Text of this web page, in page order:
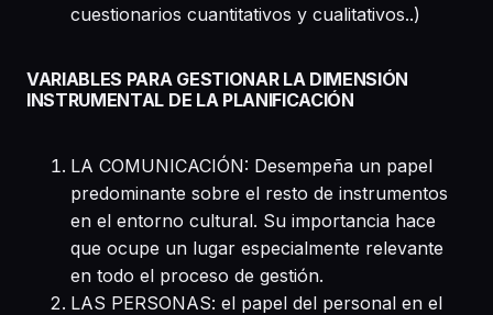
cuestionarios cuantitativos y cualitativos..)
VARIABLES PARA GESTIONAR LA DIMENSIÓN
INSTRUMENTAL DE LA PLANIFICACIÓN
LA COMUNICACIÓN: Desempeña un papel
predominante sobre el resto de instrumentos
en el entorno cultural. Su importancia hace
que ocupe un lugar especialmente relevante
en todo el proceso de gestión.
LAS PERSONAS: el papel del personal en el